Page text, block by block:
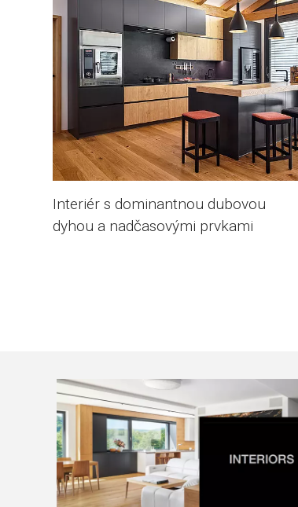
Interiér s dominantnou dubovou
dyhou a nadčasovými prvkami